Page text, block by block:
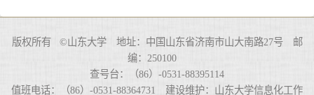
版权所有 ©山东大学 地址：中国山东省济南市山大南路27号 邮
编：250100
查号台：（86）-0531-88395114
值班电话：（86）-0531-88364731 建设维护：山东大学信息化工作